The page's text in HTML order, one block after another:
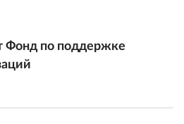
Фонд по поддержке